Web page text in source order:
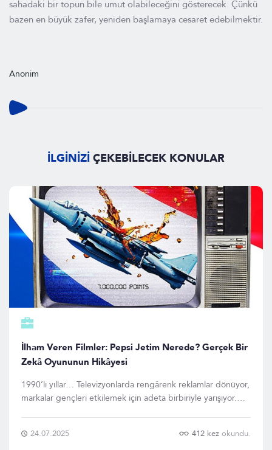
sahadaki bir topun bile umut olabileceğini gösterecek. Çünkü
bazen en büyük zafer, yeniden başlamaya cesaret edebilmektir.
Anonim
İLGİNİZİ ÇEKEBİLECEK KONULAR
İlham Veren Filmler: Pepsi Jetim Nerede? Gerçek Bir
Zekâ Oyununun Hikâyesi
1990’lı yıllar… Televizyonlarda rengârenk reklamlar dönüyor,
markalar gençleri etkilemek için adeta birbiriyle yarışıyor.
çok Pepsi içersen, o kadar puan toplar
24.07.2025 412 kez okundu.